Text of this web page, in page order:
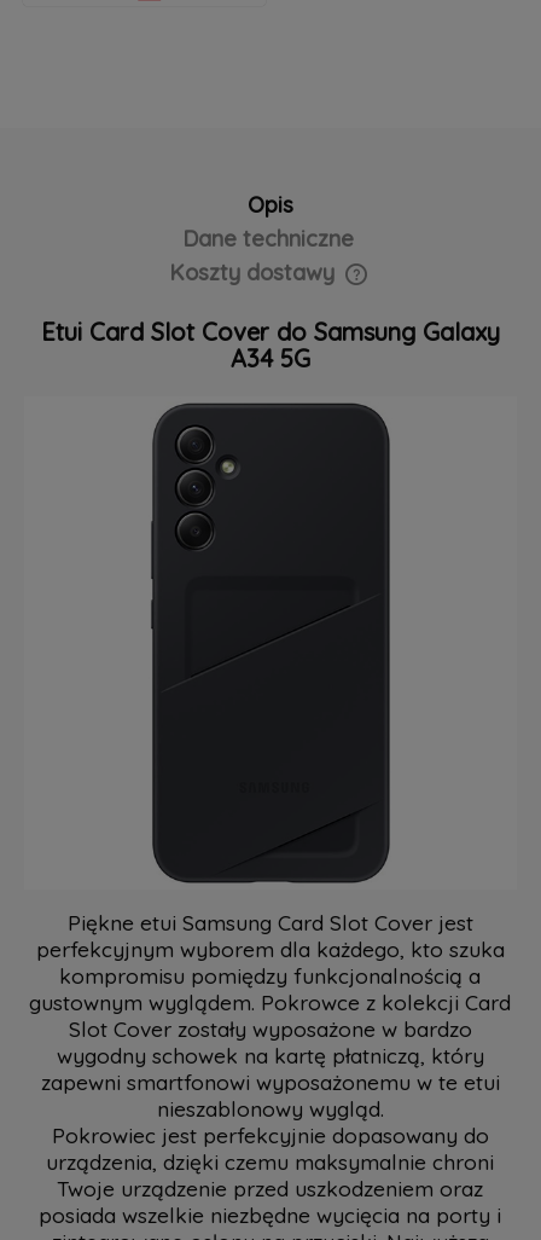
Opis
Dane techniczne
Koszty dostawy
Cena nie zawiera ewentualnych kosztów płatności
Etui Card Slot Cover do Samsung Galaxy
A34 5G
Piękne etui Samsung Card Slot Cover jest
perfekcyjnym wyborem dla każdego, kto szuka
kompromisu pomiędzy funkcjonalnością a
gustownym wyglądem. Pokrowce z kolekcji Card
Slot Cover zostały wyposażone w bardzo
wygodny schowek na kartę płatniczą, który
zapewni smartfonowi wyposażonemu w te etui
nieszablonowy wygląd.
Pokrowiec jest perfekcyjnie dopasowany do
urządzenia, dzięki czemu maksymalnie chroni
Twoje urządzenie przed uszkodzeniem oraz
posiada wszelkie niezbędne wycięcia na porty i